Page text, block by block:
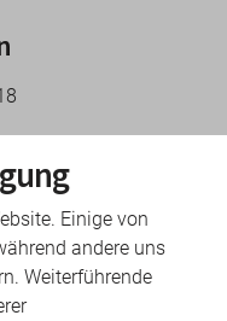
Einige von
andere uns
Weiterführende